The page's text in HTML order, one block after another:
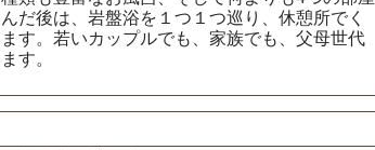
だ後は、岩盤浴を１つ１つ巡り、休憩所でく
す。若いカップルでも、家族でも、父母世代
す。